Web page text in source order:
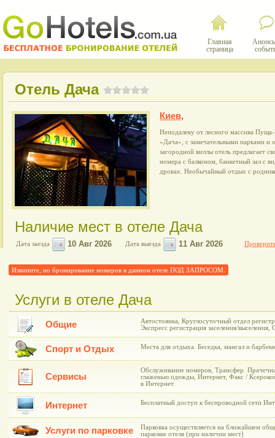
Главная
страница
Отель Дача
Киев,
Неподалеку от лесного массива
«Дача», с замечательными парками и
загородной виллы отель предлагает
номера с балконом, банкетный зал с
дровах. Необычайный отдых с
Наличие мест в отеле Дача
Дата заезда Дата выезда
Извините, но бронирование номеров в данном отеле ПОД ЗАПРОСОМ.
Услуги в отеле Дача
Общие
Автостоянка, Круглосуточный отдел
Экспресс регистрация заселения/выселения,
Спорт и Отдых Места для отдыха. Беседка, мангал и
Сервисы
Обслуживание номеров, Трансфер.
глаженью одежды, Интернет, Факс /
в Интернет.
Интернет Бесплатный доступ к беспроводной сети
Услуги по парковке
Парковка осуществляется на ближайшем
парковке отеля (при наличии мест)